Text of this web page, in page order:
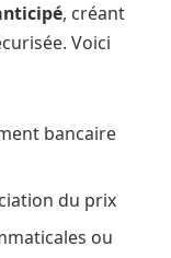
, créant
Voici
bancaire
du prix
ou